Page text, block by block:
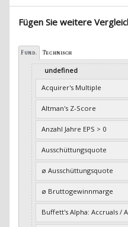
Fügen Sie weitere
Fund. Technisch
undefined
Acquirer's Multiple
Altman's Z-Score
Anzahl Jahre EPS > 0
Ausschüttungsquote
ø Ausschüttungsquote
ø Bruttogewinnmarge
Buffett's Alpha: Accruals /